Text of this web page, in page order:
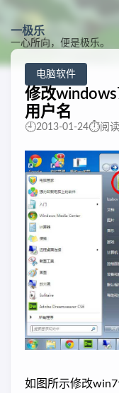
一极乐
一心所向，便是极乐。
电脑软件
修改
用户名
🕘2013-01-24⏱️阅
如图所示修改